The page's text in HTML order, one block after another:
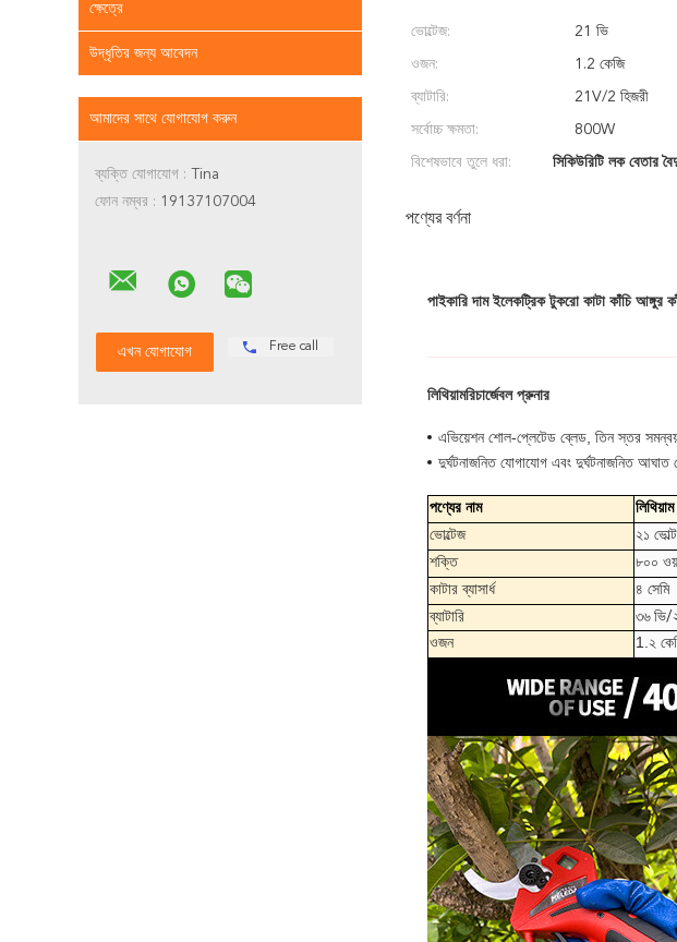
ক্ষেত্রে
উদ্ধৃতির জন্য আবেদন
আমাদের সাথে যোগাযোগ করুন
ব্যক্তি যোগাযোগ : Tina
ফোন নম্বর : 19137107004
Free call
ভোল্টেজ: 21 ভি
ওজন: 1.2 কেজি
ব্যাটারি: 21V/2 হিজরী
সর্বোচ্চ ক্ষমতা: 800W
বিশেষভাবে তুলে ধরা: সিকিউরিটি লক বেতার
পণ্যের বর্ণনা
পাইকারি দাম ইলেকট্রিক টুকরো কাটা কাঁচি আঙ্গুর
লিথিয়ামরিচার্জেবল প্রুনার
এভিয়েশন শোল-প্লেটেড ব্লেড, তিন স্তর
দুর্ঘটনাজনিত যোগাযোগ এবং দুর্ঘটনাজনিত
পণ্যের নাম
ভোল্টেজ
২১ ভোল্ট
শক্তি
৮০০
কাটার ব্যাসার্ধ ৪ সেমি
ব্যাটারি
৩৬ ভি/
ওজন
1.২